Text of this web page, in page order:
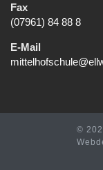
Fax
(07961) 84 88 8
E-Mail
©